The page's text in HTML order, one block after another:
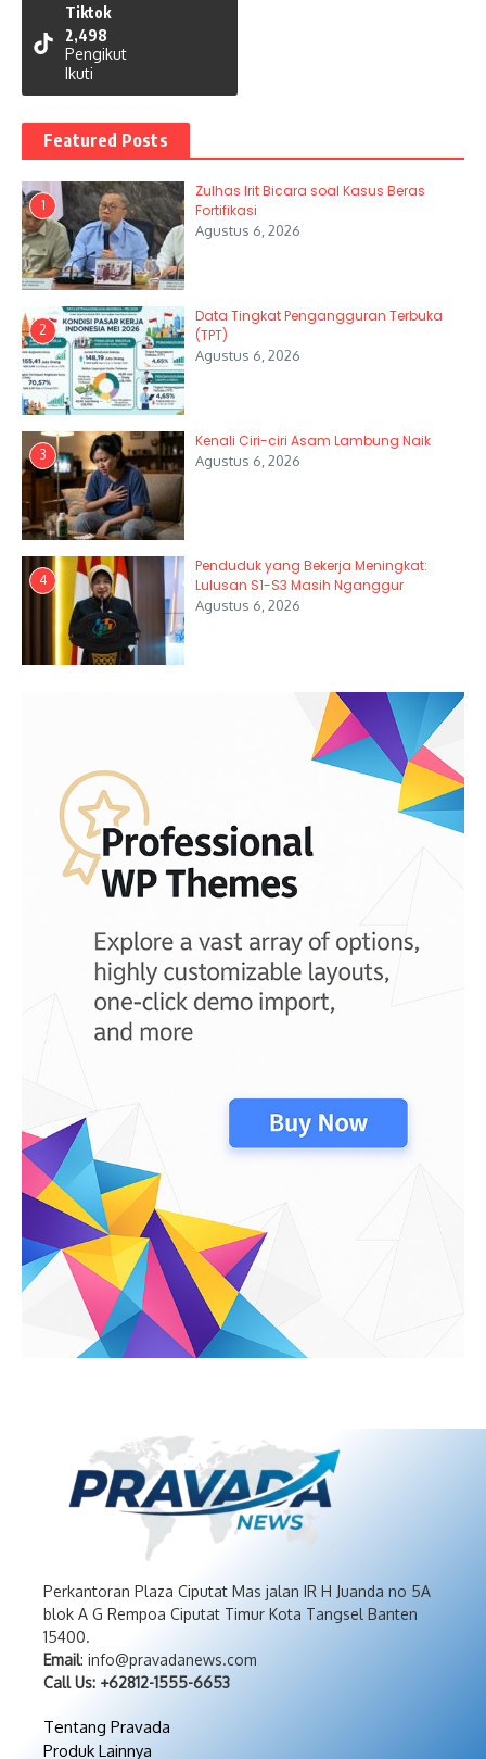
Tiktok
2,498
Pengikut
Ikuti
Featured Posts
1
Zulhas Irit Bicara soal Kasus Beras
Fortifikasi
Agustus 6, 2026
2
Data Tingkat Pengangguran Terbuka
(TPT)
Agustus 6, 2026
3
Kenali Ciri-ciri Asam Lambung Naik
Agustus 6, 2026
4
Penduduk yang Bekerja Meningkat:
Lulusan S1-S3 Masih Nganggur
Agustus 6, 2026
Perkantoran Plaza Ciputat Mas jalan IR H Juanda no 5A
blok A G Rempoa Ciputat Timur Kota Tangsel Banten
15400.
Email: info@pravadanews.com
Call Us: +62812-1555-6653
Tentang Pravada
Produk Lainnya